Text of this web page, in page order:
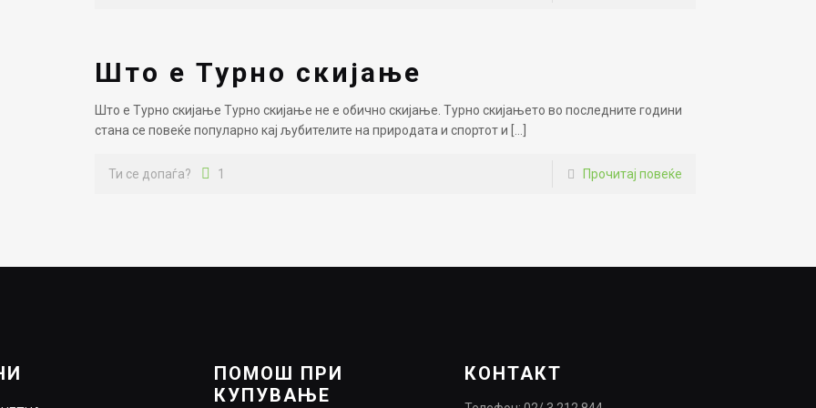
Што е Турно скијање
Што е Турно скијање Турно скијање не е обично скијање. Турно скијањето во последните години
стана се повеќе популарно кај љубителите на природата и спортот и
Ти се допаѓа? 1 Прочитај повеќе
ПОМОШ ПРИ
КУПУВАЊЕ
КОНТАКТ